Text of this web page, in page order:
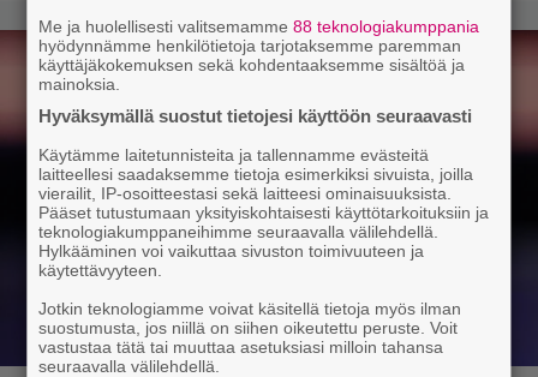
Me ja huolellisesti valitsemamme88 teknologiakumppania
hyödynnämme henkilötietoja tarjotaksemme paremman
käyttäjäkokemuksen sekä kohdentaaksemme sisältöä ja
mainoksia.
Hyväksymällä suostut tietojesi käyttöön seuraavasti
Käytämme laitetunnisteita ja tallennamme evästeitä
laitteellesi saadaksemme tietoja esimerkiksi sivuista, joilla
vierailit, IP-osoitteestasi sekä laitteesi ominaisuuksista.
Pääset tutustumaan yksityiskohtaisesti käyttötarkoituksiin ja
teknologiakumppaneihimme seuraavalla välilehdellä.
Hylkääminen voi vaikuttaa sivuston toimivuuteen ja
käytettävyyteen.
Jotkin teknologiamme voivat käsitellä tietoja myös ilman
suostumusta, jos niillä on siihen oikeutettu peruste. Voit
vastustaa tätä tai muuttaa asetuksiasi milloin tahansa
seuraavalla välilehdellä.